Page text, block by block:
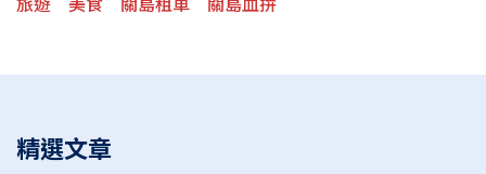
旅遊
美食 關島租車 關島血拚
精選文章